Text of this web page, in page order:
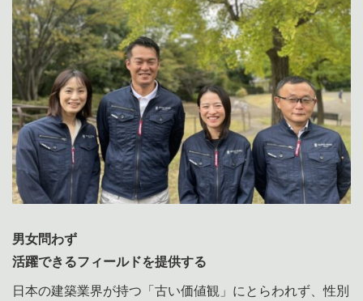
男女問わず
活躍できるフィールドを提供する
日本の建築業界が持つ「古い価値観」にとらわれず、性別